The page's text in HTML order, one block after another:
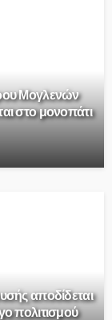
Μογλενών
στο μονοπάτι
αποδίδεται
πολιτισμού